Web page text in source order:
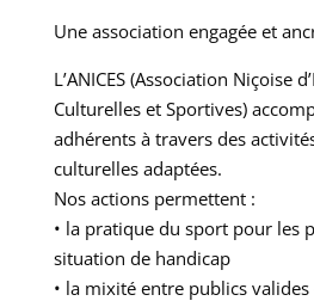
Une association engagée et
L’ANICES (Association Niçoise
Culturelles et Sportives)
adhérents à travers des
culturelles adaptées.
Nos actions permettent :
• la pratique du sport pour les
situation de handicap
• la mixité entre publics